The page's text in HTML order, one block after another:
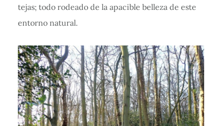
tejas; todo rodeado de la apacible belleza de este
entorno natural.